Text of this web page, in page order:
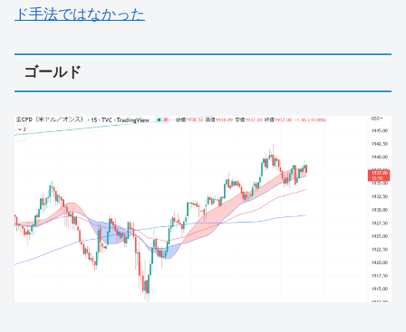
ド手法ではなかった
ゴールド